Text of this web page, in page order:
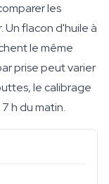
les
flacon d'huile à
le même
prise peut varier
le calibrage
h du matin.